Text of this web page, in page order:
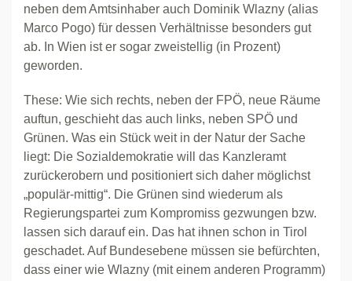
neben dem Amtsinhaber auch Dominik Wlazny (alias
Marco Pogo) für dessen Verhältnisse besonders gut
ab. In Wien ist er sogar zweistellig (in Prozent)
geworden.
These: Wie sich rechts, neben der FPÖ, neue Räume
auftun, geschieht das auch links, neben SPÖ und
Grünen. Was ein Stück weit in der Natur der Sache
liegt: Die Sozialdemokratie will das Kanzleramt
zurückerobern und positioniert sich daher möglichst
„populär-mittig“. Die Grünen sind wiederum als
Regierungspartei zum Kompromiss gezwungen bzw.
lassen sich darauf ein. Das hat ihnen schon in Tirol
geschadet. Auf Bundesebene müssen sie befürchten,
dass einer wie Wlazny (mit einem anderen Programm)